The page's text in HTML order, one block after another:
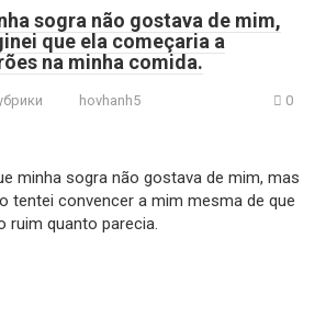
sogra não gostava de mim,
que ela começaria a
na minha comida.
hovhanh5 0
minha sogra não gostava de mim, mas
tentei convencer a mim mesma de que
ruim quanto parecia.